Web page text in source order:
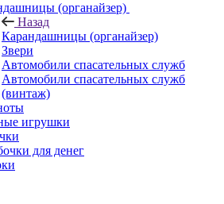
(органайзер)
Назад
Карандашницы (органайзер)
Звери
Автомобили спасательных служб
Автомобили спасательных служб
(винтаж)
игрушки
для денег